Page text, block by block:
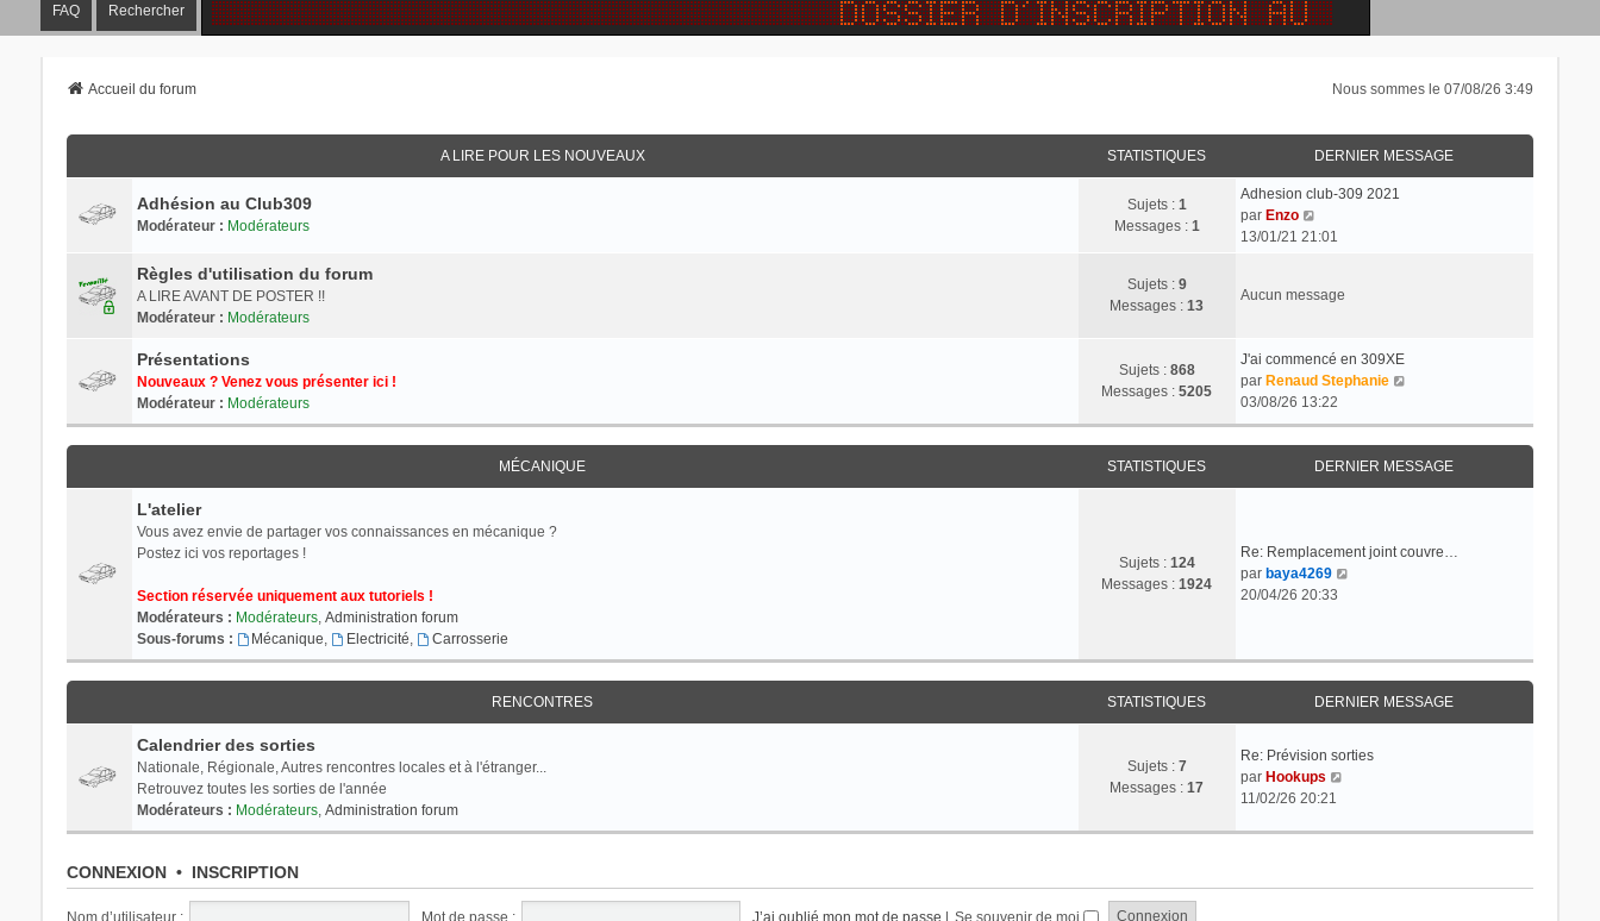
FAQ Rechercher
Nous sommes le 07/08/26 3:49
Accueil du forum
A LIRE POUR LES NOUVEAUX STATISTIQUES DERNIER MESSAGE
Adhésion au Club309
Modérateur : Modérateurs
Sujets : 1
Messages : 1
Adhesion club-309 2021
par Enzo
o
u
e
r
l
e
d
e
r
e
r
m
s
a
g
e
13/01/21 21:01
Règles d'utilisation du forum
A LIRE AVANT DE POSTER !!
Modérateur : Modérateurs
Sujets : 9
Messages :13
Aucun message
Présentations
Nouveaux ? Venez vous présenter ici !
Modérateur : Modérateurs
Sujets : 868
Messages :5205
J'ai commencé en 309XE
par Renaud Stephanie
n
s
u
l
r
r
n
i
e
s
e
03/08/26 13:22
MÉCANIQUE STATISTIQUES DERNIER MESSAGE
L'atelier
Vous avez envie de partager vos connaissances en mécanique ?
Postez ici vos reportages !
Section réservée uniquement aux tutoriels !
Modérateurs : Modérateurs, Administration forum
Sous-forums :
Mécanique, Electricité, Carrosserie
Sujets : 124
Messages :1924
Re: Remplacement joint couvre…
par baya4269
u
l
t
e
l
e
i
20/04/26 20:33
RENCONTRES STATISTIQUES DERNIER MESSAGE
Calendrier des sorties
Nationale, Régionale, Autres rencontres locales et à l'étranger...
Retrouvez toutes les sorties de l'année
Modérateurs : Modérateurs, Administration forum
Sujets : 7
Messages :17
Re: Prévision sorties
par Hookups
s
11/02/26 20:21
CONNEXION• INSCRIPTION
Nom d’utilisateur : Mot de passe : J’ai oublié mon mot de passe | Se souvenir de moi